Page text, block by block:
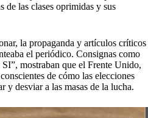
de las clases oprimidas y sus
la propaganda y artículos críticos
el periódico. Consignas como
mostraban que el Frente Unido,
de cómo las elecciones
y desviar a las masas de la lucha.